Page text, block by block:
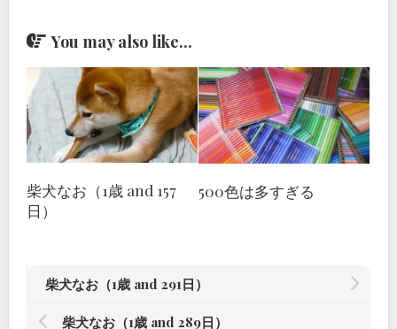
You may also like...
柴犬なお（1歳 and 157
日）
500色は多すぎる
柴犬なお（1歳 and 291日）
柴犬なお（1歳 and 289日）